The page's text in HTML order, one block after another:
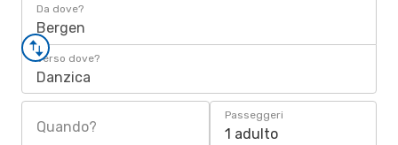
Da dove?
Bergen
Verso dove?
Danzica
Quando?
Passeggeri
1 adulto